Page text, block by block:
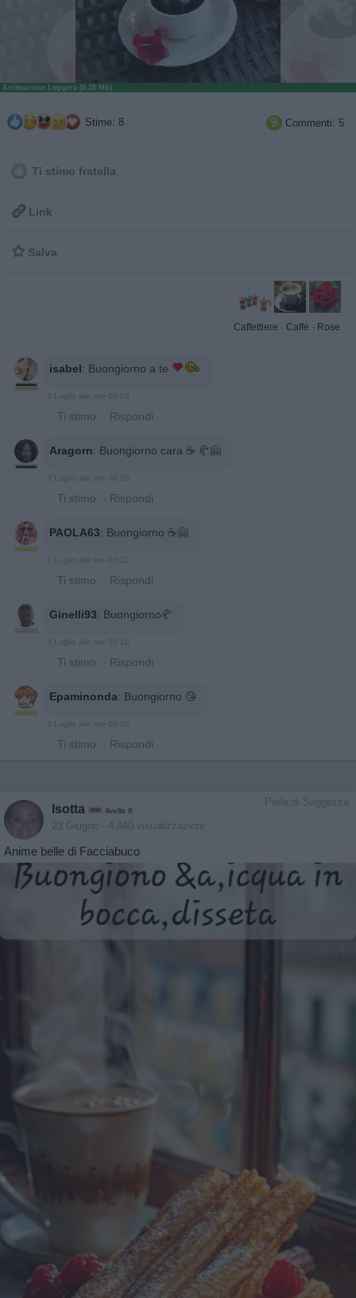
Animazione Leggera (0.38 Mb)
Stime: 8  Commenti: 5
Ti stimo fratella
 Link
 Salva
Caffettiere · Caffè · Rose
isabel: Buongiorno a te
· Ti stimo · Rispondi
Aragorn: Buongiorno cara ☕️ 🥐🤗
· Ti stimo · Rispondi
PAOLA63: Buongiorno ☕🤗
· Ti stimo · Rispondi
Ginelli93: Buongiorno🥐
3 Luglio alle ore 09:16
· Ti stimo · Rispondi
Epaminonda: Buongiorno 😘
3 Luglio alle ore 09:26
· Ti stimo · Rispondi
Perla di Saggezza
Isotta livello 8
23 Giugno - 4.840 visualizzazioni
Anime belle di Facciabuco